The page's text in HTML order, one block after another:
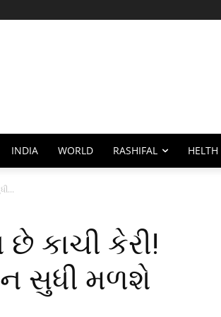
INDIA WORLD RASHIFAL HELTH
છે કાચી કેરી!
સુધી મળશે